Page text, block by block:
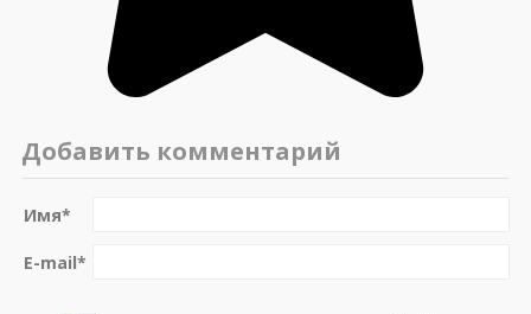
Добавить комментарий
Имя*
E-mail*